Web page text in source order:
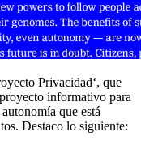
Privacidad‘, que
informativo para
que está
Destaco lo siguiente: